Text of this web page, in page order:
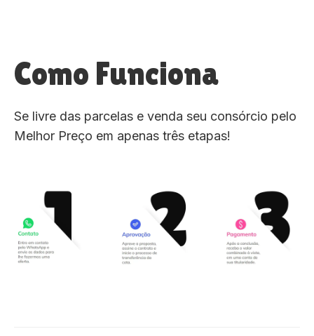
Como Funciona
Se livre das parcelas e venda seu consórcio pelo
Melhor Preço em apenas três etapas!